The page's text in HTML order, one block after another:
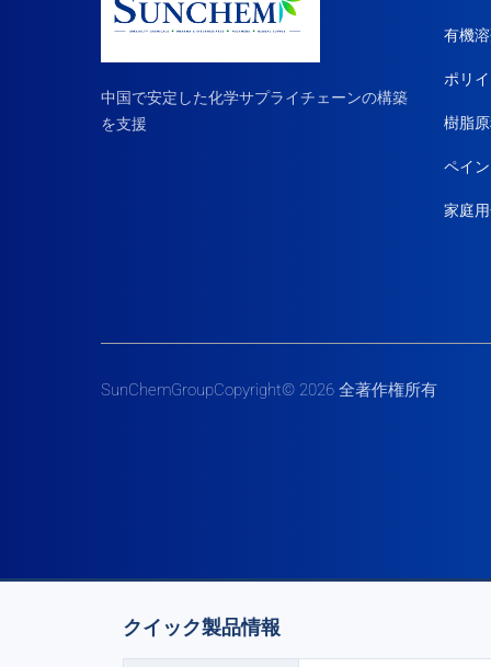
家庭用薬品原料
中国で安定した化学サプライチェーンの構築
を支援
有機
ポリ
樹脂
ペイ
家庭
SunChemGroupCopyright© 2026 全著作権所有
クイック製品情報